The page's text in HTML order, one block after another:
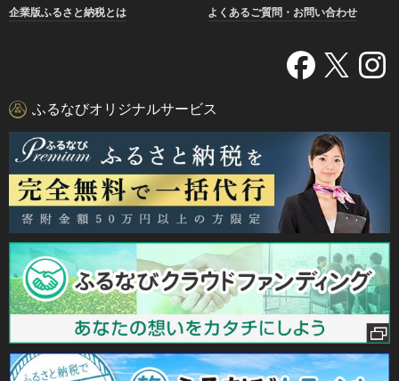
企業版ふるさと納税とは
よくあるご質問・お問い合わせ
ふるなびオリジナルサービス